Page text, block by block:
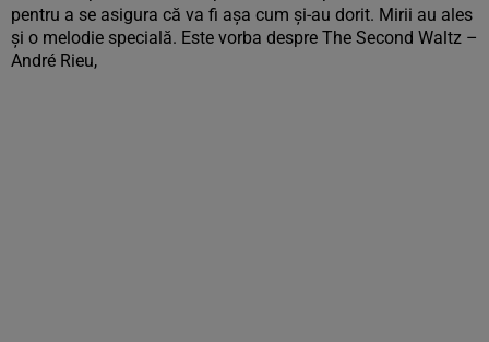
pentru a se asigura că va fi așa cum și-au dorit. Mirii au ales
și o melodie specială. Este vorba despre The Second Waltz –
André Rieu,